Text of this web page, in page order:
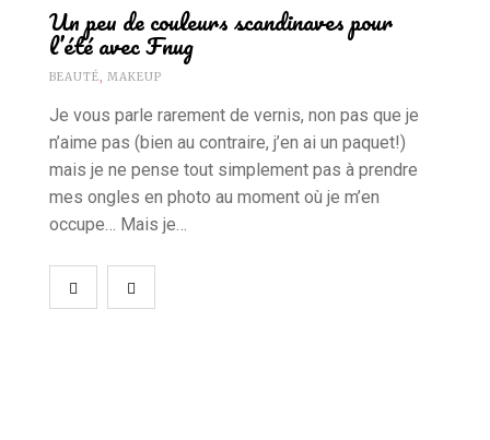
Un peu de couleurs scandinaves pour
l’été avec Fnug
BEAUTÉ, MAKEUP
Je vous parle rarement de vernis, non pas que je
n’aime pas (bien au contraire, j’en ai un paquet!)
mais je ne pense tout simplement pas à prendre
mes ongles en photo au moment où je m’en
occupe… Mais je…